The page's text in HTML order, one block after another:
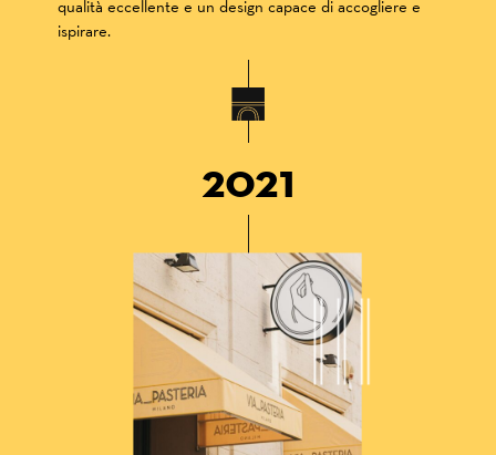
qualità eccellente e un design capace di accogliere e
ispirare.
2021